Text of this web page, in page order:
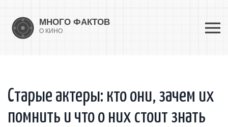
Старые актеры: кто они, зачем их
помнить и что о них стоит знать